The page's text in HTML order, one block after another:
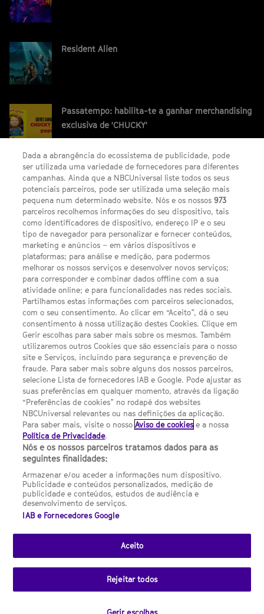
Resident Alien
Passatempo: habilita-te a ganhar merchandising
exclusiva de 'CHUCKY'
SEGUE-NOS
FACEBOOK
TWITTER
YOUTUBEINSTAGRAM
LINKS ÚTEIS
Escolhas de Anúncios
Política de privacidade
Termos E Condições
FILMES
UMA DIVISÃO DA NBCUNIVERSAL
Contact us by email: contact.SYFYPortugal@ncbuni.com
NBC Universal Global Networks España S.L.U. is wholly owned
by Universal Studios International BV
NBC Universal Global Networks, S.L.U. Paseo de la Castellana,
95. Planta 10 Edificio Torre Europa 28046 Madrid B-82227893
SYFY Portugal is subject to Spanish jurisdiction and regulated
(CNMC).
Channel
SCI FI Slovenija SCI FI Србија SYFY España SYFY France
SYFY
Portugal
SYFY USA
Dada a abrangência do ecossistema de publicidade, pode
ser utilizada uma variedade de fornecedores para diferentes
campanhas. Ainda que a NBCUniversal liste todos os seus
potenciais parceiros, pode ser utilizada uma seleção mais
pequena num determinado website. Nós e os nossos973
parceiros recolhemos informações do seu dispositivo, tais
como identificadores de dispositivo, endereço IP e o seu
tipo de navegador para personalizar e fornecer conteúdos,
marketing e anúncios – em vários dispositivos e
plataformas; para análise e medição, para podermos
melhorar os nossos serviços e desenvolver novos serviços;
para corresponder e combinar dados offline com a sua
atividade online; e para funcionalidades nas redes sociais.
Partilhamos estas informações com parceiros selecionados,
com o seu consentimento. Ao clicar em “Aceito”, dá o seu
consentimento à nossa utilização destes Cookies. Clique em
Gerir escolhas para saber mais sobre os mesmos. Também
utilizaremos outros Cookies que são essenciais para o nosso
site e Serviços, incluindo para segurança e prevenção de
fraude. Para saber mais sobre alguns dos nossos parceiros,
selecione Lista de fornecedores IAB e Google. Pode ajustar as
suas preferências em qualquer momento, através da ligação
“Preferências de cookies” no rodapé dos websites
NBCUniversal relevantes ou nas definições da aplicação.
Para saber mais, visite o nossoAviso de cookies e a nossa
Política de Privacidade.
Nós e os nossos parceiros tratamos dados para as
seguintes finalidades:
Armazenar e/ou aceder a informações num dispositivo.
Publicidade e conteúdos personalizados, medição de
publicidade e conteúdos, estudos de audiência e
desenvolvimento de serviços.
IAB e Fornecedores Google
Aceito
Rejeitar todos